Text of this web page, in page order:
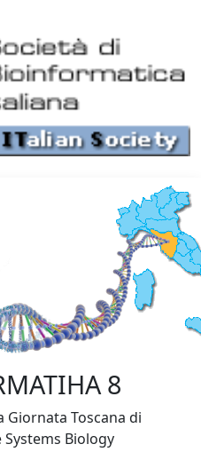
8
Giornata Toscana di
Biology